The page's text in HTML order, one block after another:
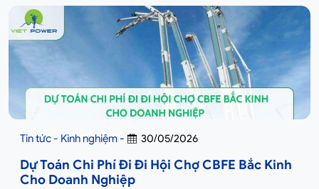
Tin tức - Kinh nghiệm - 30/05/2026
Dự Toán Chi Phí Đi Đi Hội Chợ CBFE Bắc Kinh
Cho Doanh Nghiệp